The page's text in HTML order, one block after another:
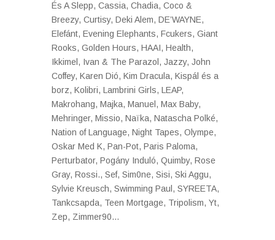
És A Slepp, Cassia, Chadia, Coco &
Breezy, Curtisy, Deki Alem, DE’WAYNE,
Elefánt, Evening Elephants, Fcukers, Giant
Rooks, Golden Hours, HAAI, Health,
Ikkimel, Ivan & The Parazol, Jazzy, John
Coffey, Karen Dió, Kim Dracula, Kispál és a
borz, Kolibri, Lambrini Girls, LEAP,
Makrohang, Majka, Manuel, Max Baby,
Mehringer, Missio, Naïka, Natascha Polké,
Nation of Language, Night Tapes, Olympe,
Oskar Med K, Pan-Pot, Paris Paloma,
Perturbator, Pogány Induló, Quimby, Rose
Gray, Rossi., Sef, Sim0ne, Sisi, Ski Aggu,
Sylvie Kreusch, Swimming Paul, SYREETA,
Tankcsapda, Teen Mortgage, Tripolism, Yt,
Zep, Zimmer90…